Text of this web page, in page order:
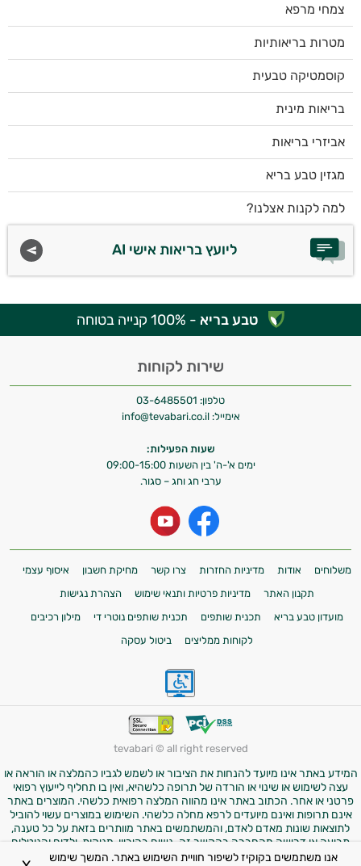
צמחי מרפא
מטרות בריאותיות
קוסמטיקה טבעית
בריאות מינית
אביזרי בריאות
מגזין טבע בריא
למה לקנות אצלנו?
ליועץ בריאות אישי AI
טבע בריא - 100% קנייה בטוחה
שירות לקוחות
טלפון: 03-6485501
אימייל: info@tevabari.co.il
שעות הפעילות:
ימים א'-ה' בין השעות 09:00-15:00
ערבי חג וחג – סגור.
משלוחים אודות מדיניות החזרות צרו קשר מחיקת חשבון
איסוף עצמי
תקנון האתר
מדיניות פרטיות ותנאי שימוש
הצהרת נגישות
מועדון טבע בריא
תכנית שותפים תכנית שותפים נוטרי די
מילון רכיבים
לקוחות ממליצים
ביטול עסקה
tevabari © all right reserved
המידע באתר אינו מיועד להנחות את הציבור או לשמש לגביו כהמלצה או הוראה או
עצה לשימוש או שינוי או הורדה של תרופה כלשהיא, ואין בו תחליף לייעוץ רפואי
פרטני או אחר. הכתוב באתר אינו מהווה המלצה רפואית כלשהי. המוצרים באתר
אינם תרופות ואינם מיועדים לרפא מחלה כלשהי. השימוש במוצרים עשוי להוביל
לתוצאות שונות מאדם לאדם, והמשתמשים באתר מוותרים בזאת על כל טענה,
תביעה או דרישה מהחברה בהקשר זה. נשים בהיריון, מניקות, ילדים והנוטלים
תרופות מרשם – יש להיוועץ ברופא לפני השימוש במוצרים. התמונות באתר הן
אנו משתמשים בקוקיז לשיפור חוויית השימוש באתר. המשך שימוש